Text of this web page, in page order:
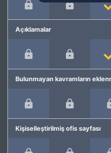
Açıklamalar
Bulunmayan kavramların
Kişiselleştirilmiş ofis sayfası